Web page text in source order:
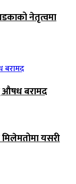
नेतृत्वमा
औषध बरामद
यसरी